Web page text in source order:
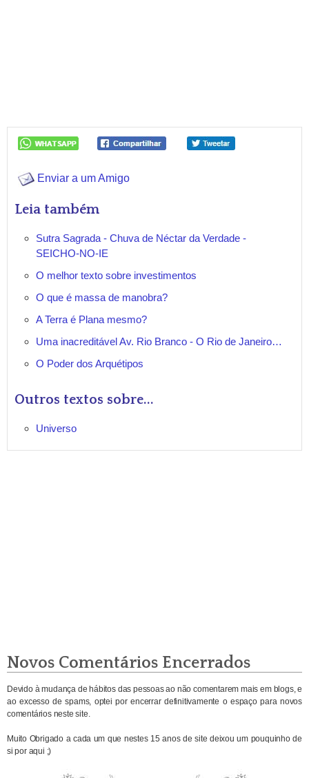
Enviar a um Amigo
Leia também
Sutra Sagrada - Chuva de Néctar da Verdade -
SEICHO-NO-IE
O melhor texto sobre investimentos
O que é massa de manobra?
A Terra é Plana mesmo?
Uma inacreditável Av. Rio Branco - O Rio de Janeiro…
O Poder dos Arquétipos
Outros textos sobre...
Universo
Novos Comentários Encerrados
Devido à mudança de hábitos das pessoas ao não comentarem mais em blogs, e
ao excesso de spams, optei por encerrar definitivamente o espaço para novos
comentários neste site.
Muito Obrigado a cada um que nestes 15 anos de site deixou um pouquinho de
si por aqui ;)